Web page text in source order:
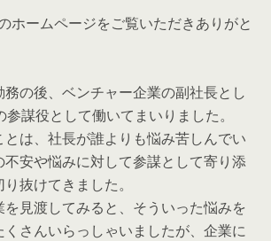
ホームページをご覧いただきありがと
の後、ベンチャー企業の副社長とし
謀役として働いてまいりました。
は、社長が誰よりも悩み苦しんでい
不安や悩みに対して参謀として寄り添
抜けてきました。
見渡してみると、そういった悩みを
さんいらっしゃいましたが、企業に